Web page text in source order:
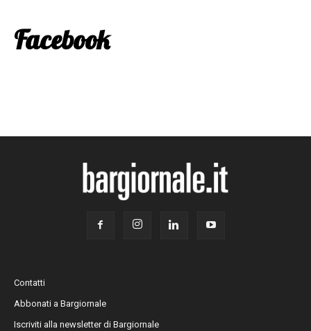
Facebook
Contatti
Abbonati a Bargiornale
Iscriviti alla newsletter di Bargiornale